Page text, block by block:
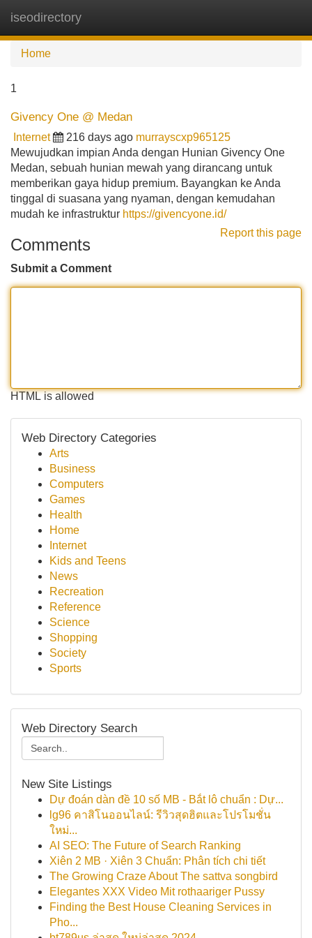
iseodirectory
Home
1
Givency One @ Medan
Internet 216 days ago murrayscxp965125
Mewujudkan impian Anda dengan Hunian Givency One
Medan, sebuah hunian mewah yang dirancang untuk
memberikan gaya hidup premium. Bayangkan ke Anda
tinggal di suasana yang nyaman, dengan kemudahan
mudah ke infrastruktur https://givencyone.id/
Report this page
Comments
Submit a Comment
HTML is allowed
Web Directory Categories
Arts
Business
Computers
Games
Health
Home
Internet
Kids and Teens
News
Recreation
Reference
Science
Shopping
Society
Sports
Web Directory Search
New Site Listings
Dự đoán dàn đề 10 số MB - Bắt lô chuẩn : Dự...
lg96 คาสิโนออนไลน์: รีวิวสุดฮิตและโปรโมชั่น
ใหม่...
AI SEO: The Future of Search Ranking
Xiên 2 MB · Xiên 3 Chuẩn: Phân tích chi tiết
The Growing Craze About The sattva songbird
Elegantes XXX Video Mit rothaariger Pussy
Finding the Best House Cleaning Services in
Pho...